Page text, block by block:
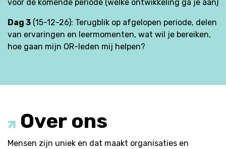
voor de komende periode (welke ontwikkeling ga je aan)
Dag 3 (15-12-26): Terugblik op afgelopen periode, delen
van ervaringen en leermomenten, wat wil je bereiken,
hoe gaan mijn OR-leden mij helpen?
Over ons
Mensen zijn uniek en dat maakt organisaties en